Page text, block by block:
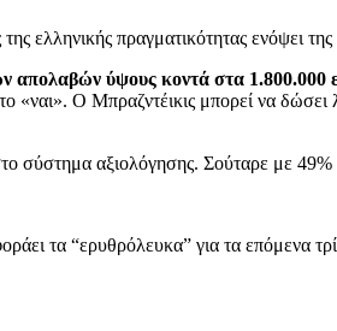
ελληνικής πραγματικότητας ενόψει της
απολαβών ύψους κοντά στα 1.800.000
«ναι». Ο Μπραζντέικις μπορεί να
αξιολόγησης. Σούταρε με 49%
τα “ερυθρόλευκα” για τα επόμενα